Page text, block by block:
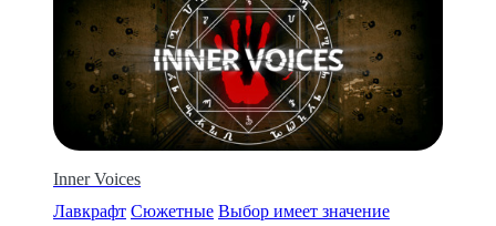
Inner Voices
Лавкрафт Сюжетные Выбор имеет значение